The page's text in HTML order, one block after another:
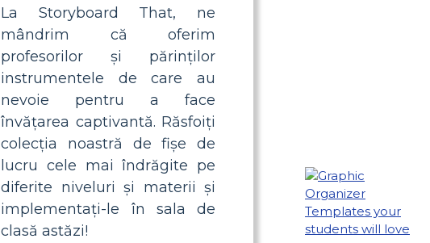
La Storyboard That, ne
mândrim că oferim
profesorilor și părinților
instrumentele de care au
nevoie pentru a face
învățarea captivantă. Răsfoiți
colecția noastră de fișe de
lucru cele mai îndrăgite pe
diferite niveluri și materii și
implementați-le în sala de
clasă astăzi!